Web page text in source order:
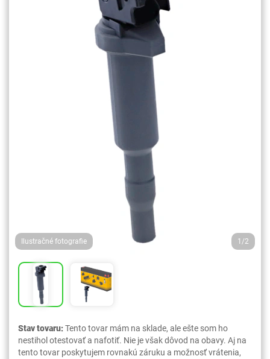
Ilustračné fotografie 1/2
Stav tovaru:Tento tovar mám na sklade, ale ešte som ho
nestihol otestovať a nafotiť. Nie je však dôvod na obavy. Aj na
tento tovar poskytujem rovnakú záruku a možnosť vrátenia,